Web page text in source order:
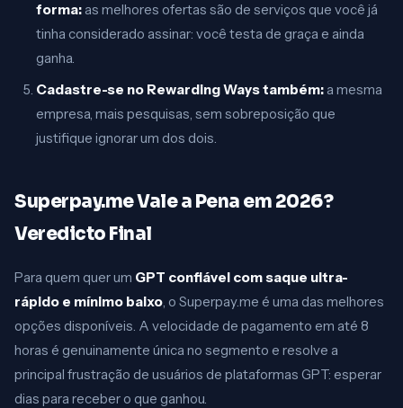
forma: as melhores ofertas são de serviços que você já
tinha considerado assinar: você testa de graça e ainda
ganha.
Cadastre-se no Rewarding Ways também: a mesma
empresa, mais pesquisas, sem sobreposição que
justifique ignorar um dos dois.
Superpay.me Vale a Pena em 2026?
Veredicto Final
Para quem quer um GPT confiável com saque ultra-
rápido e mínimo baixo, o Superpay.me é uma das melhores
opções disponíveis. A velocidade de pagamento em até 8
horas é genuinamente única no segmento e resolve a
principal frustração de usuários de plataformas GPT: esperar
dias para receber o que ganhou.